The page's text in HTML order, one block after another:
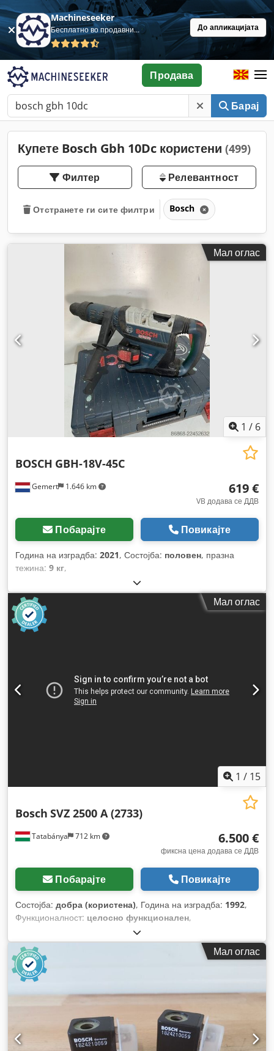
Machineseeker
Бесплатно во продавница До апликацијата
Барај
Продава
Купете Bosch Gbh 10Dc користени (499)
Филтер Релевантност
Отстранете ги сите филтри Bosch
Мал оглас
1 / 6
Gemert 1.646 km
BOSCH GBH-18V-45C
619 €
VB додава се ДДВ
Побарајте Повикајте
Година на изградба: 2021, Состојба: половен, празна
тежина: 9 кг,
Мал оглас
1 / 15
Tatabánya 712 km
Bosch SVZ 2500 A (2733)
6.500 €
фиксна цена додава се ДДВ
Побарајте Повикајте
Состојба: добра (користена), Година на изградба: 1992,
Функционалност: целосно функционален,
Мал оглас